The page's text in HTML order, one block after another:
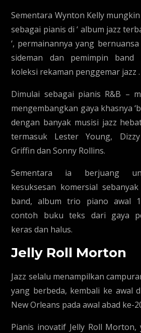
Sementara Wynton Kelly
sebagai pianis di ‘ album jazz
‘, permainannya yang
sideman dan pemimpin band
koleksi rekaman penggemar jazz .
Dimulai sebagai pianis R&B –
mengembangkan gaya khasnya
dengan banyak musisi jazz
termasuk Lester Young,
Griffin dan Sonny Rollins.
Sementara ia berjuang
kesuksesan komersial
band, album trio piano awal
contoh buku teks dari gaya
keras dan halus.
Jelly Roll Morton
Jazz selalu menampilkan
yang berbeda, kembali ke awal
New Orleans pada awal abad ke-
Pianis inovatif Jelly Roll Morton,